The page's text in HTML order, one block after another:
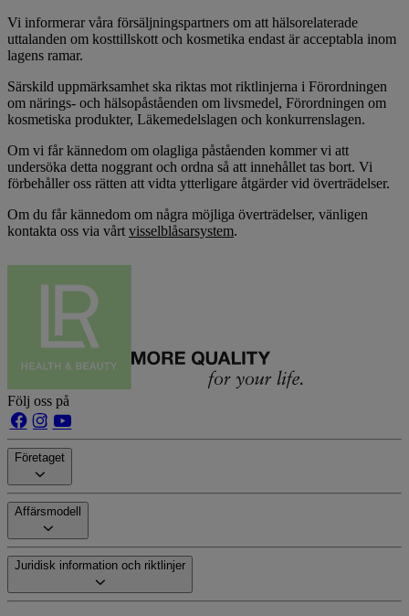
Vi informerar våra försäljningspartners om att hälsorelaterade
uttalanden om kosttillskott och kosmetika endast är acceptabla inom
lagens ramar.
Särskild uppmärksamhet ska riktas mot riktlinjerna i Förordningen
om närings- och hälsopåståenden om livsmedel, Förordningen om
kosmetiska produkter, Läkemedelslagen och konkurrenslagen.
Om vi får kännedom om olagliga påståenden kommer vi att
undersöka detta noggrant och ordna så att innehållet tas bort. Vi
förbehåller oss rätten att vidta ytterligare åtgärder vid överträdelser.
Om du får kännedom om några möjliga överträdelser, vänligen
kontakta oss via vårt visselblåsarsystem.
Följ oss på
Företaget
Affärsmodell
Juridisk information och riktlinjer